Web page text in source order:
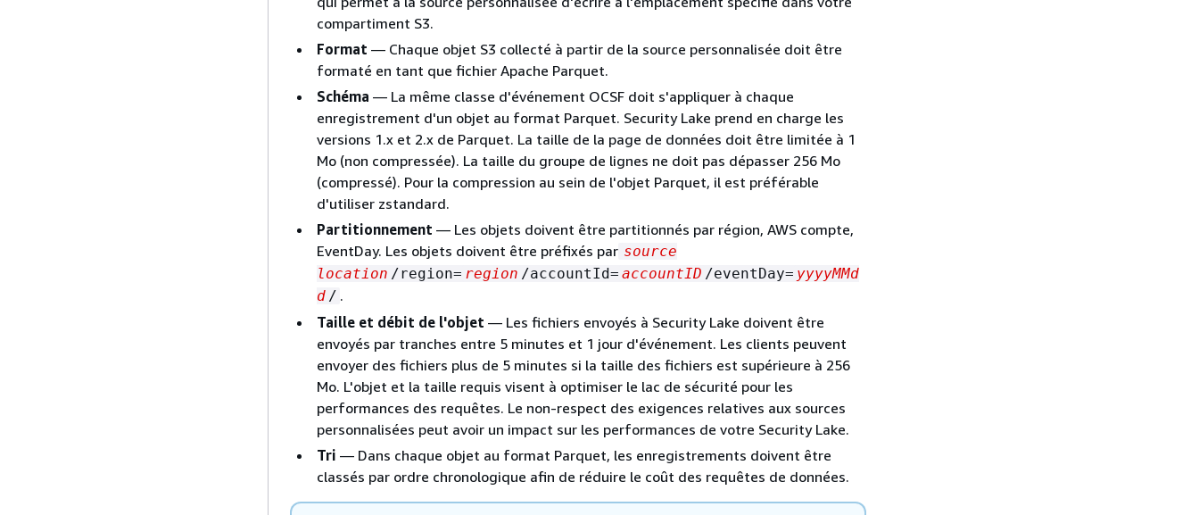
compartiment S3.
Format — Chaque objet S3 collecté à partir de la source personnalisée doit être
formaté en tant que fichier Apache Parquet.
Schéma — La même classe d'événement OCSF doit s'appliquer à chaque
enregistrement d'un objet au format Parquet. Security Lake prend en charge les
versions 1.x et 2.x de Parquet. La taille de la page de données doit être limitée à 1
Mo (non compressée). La taille du groupe de lignes ne doit pas dépasser 256 Mo
(compressé). Pour la compression au sein de l'objet Parquet, il est préférable
d'utiliser zstandard.
Partitionnement — Les objets doivent être partitionnés par région, AWS compte,
EventDay. Les objets doivent être préfixés par source
location /region= region /accountId= accountID /eventDay= yyyyMMd
d / .
Taille et débit de l'objet — Les fichiers envoyés à Security Lake doivent être
envoyés par tranches entre 5 minutes et 1 jour d'événement. Les clients peuvent
envoyer des fichiers plus de 5 minutes si la taille des fichiers est supérieure à 256
Mo. L'objet et la taille requis visent à optimiser le lac de sécurité pour les
performances des requêtes. Le non-respect des exigences relatives aux sources
personnalisées peut avoir un impact sur les performances de votre Security Lake.
Tri — Dans chaque objet au format Parquet, les enregistrements doivent être
classés par ordre chronologique afin de réduire le coût des requêtes de données.